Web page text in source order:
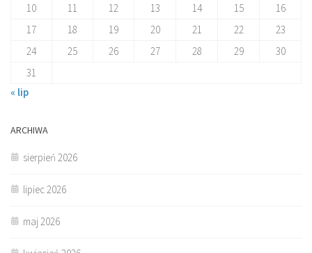
10
11 12 13 14 15
16
17
18 19 20 21 22
23
24
25 26 27 28 29
30
31
« lip
ARCHIWA
sierpień 2026
lipiec 2026
maj 2026